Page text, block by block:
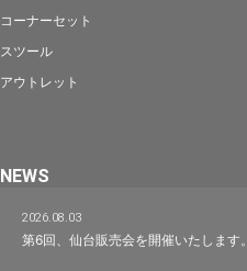
コーナーセット
スツール
アウトレット
NEWS
2026.08.03
第6回、仙台販売会を開催いたします。